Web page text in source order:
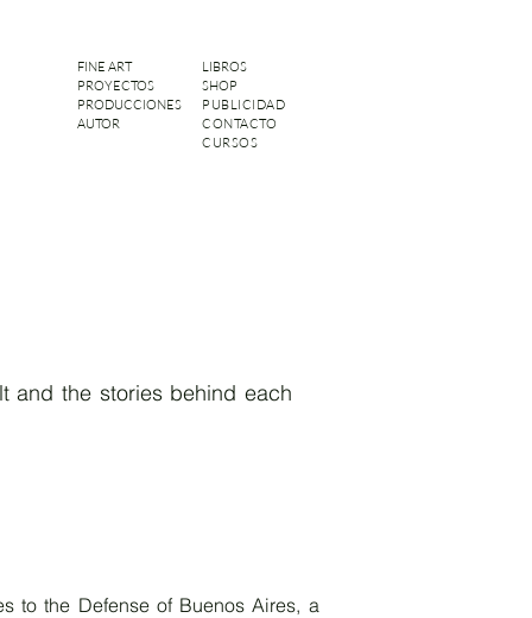
FINE ART
PROYECTOS
PRODUCCIONES
AUTOR
LIBROS
SHOP
PUBLICIDAD
CONTACTO
CURSOS
and the stories behind each
to the Defense of Buenos Aires, a